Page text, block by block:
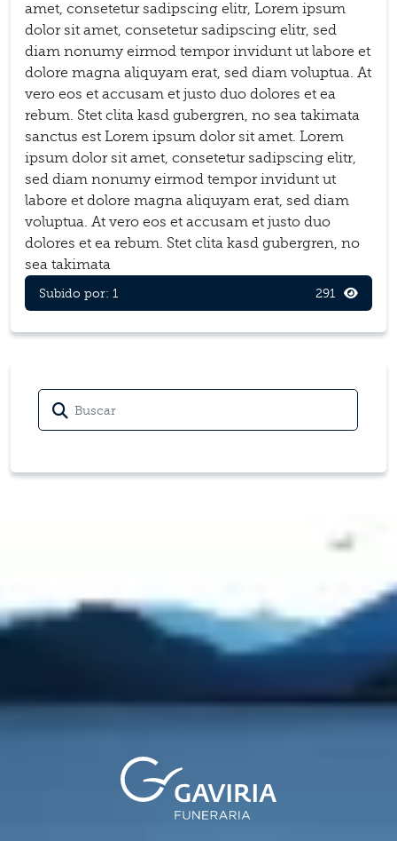
amet, consetetur sadipscing elitr, Lorem ipsum
dolor sit amet, consetetur sadipscing elitr, sed
diam nonumy eirmod tempor invidunt ut labore et
dolore magna aliquyam erat, sed diam voluptua. At
vero eos et accusam et justo duo dolores et ea
rebum. Stet clita kasd gubergren, no sea takimata
sanctus est Lorem ipsum dolor sit amet. Lorem
ipsum dolor sit amet, consetetur sadipscing elitr,
sed diam nonumy eirmod tempor invidunt ut
labore et dolore magna aliquyam erat, sed diam
voluptua. At vero eos et accusam et justo duo
dolores et ea rebum. Stet clita kasd gubergren, no
sea takimata
Subido por: 1 291